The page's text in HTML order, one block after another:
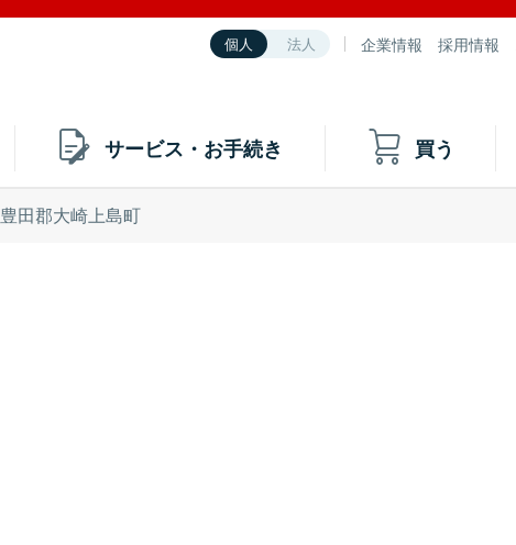
個人 法人 企業情報 採用情報
サービス・お手続き 買う
豊田郡大崎上島町